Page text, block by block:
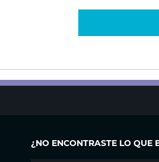
¿NO ENCONTRASTE LO QUE